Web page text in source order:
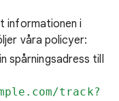
informationen i
våra policyer:
spårningsadress till
track?